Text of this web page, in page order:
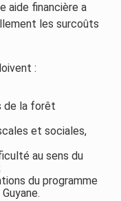
aide financière a
les surcoûts
:
de la forêt
et sociales,
au sens du
du programme